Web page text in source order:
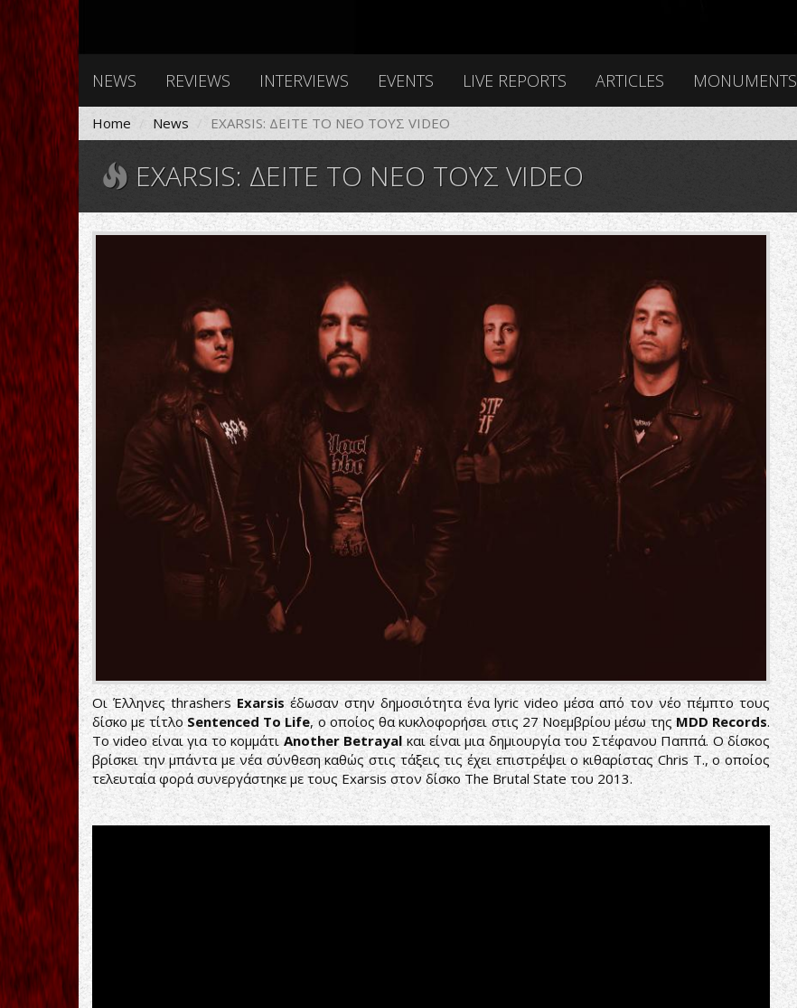
NEWS REVIEWS INTERVIEWS EVENTS LIVE REPORTS ARTICLES MONUMENTS
Home News EXARSIS: ΔΕΙΤΕ ΤΟ ΝΕΟ ΤΟΥΣ VIDEO
EXARSIS: ΔΕΙΤΕ ΤΟ ΝΕΟ ΤΟΥΣ VIDEO
82603163_3794963547187905_8407009465257164800_o.jpg
Οι Έλληνες thrashers Exarsisέδωσαν στην δημοσιότητα ένα lyric video μέσα από τον νέο πέμπτο τους
δίσκο με τίτλο Sentenced To Life, ο οποίος θα κυκλοφορήσει στις 27 Νοεμβρίου μέσω τηςMDD Records.
Το video είναι για το κομμάτιAnother Betrayal και είναι μια δημιουργία του Στέφανου Παππά. Ο δίσκος
βρίσκει την μπάντα με νέα σύνθεση καθώς στις τάξεις τις έχει επιστρέψει ο κιθαρίστας Chris T., ο οποίος
τελευταία φορά συνεργάστηκε με τους Exarsis στον δίσκο The Brutal State του 2013.